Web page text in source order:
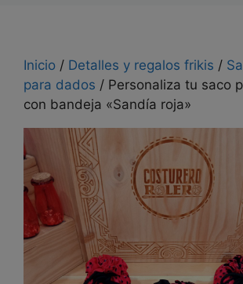
Inicio / Detalles y regalos frikis /
para dados / Personaliza tu saco
con bandeja «Sandía roja»